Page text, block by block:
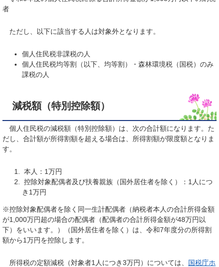
者
ただし、以下に該当する人は対象外となります。
個人住民税非課税の人
個人住民税均等割（以下、均等割）・森林環境税（国税）のみ
課税の人
減税額（特別控除額）
個人住民税の減税額（特別控除額）は、次の合計額になります。た
だし、合計額が所得割額を超える場合は、所得割額が限度額となりま
す。
本人：1万円
控除対象配偶者及び扶養親族（国外居住者を除く）：1人につ
き1万円
※控除対象配偶者を除く同一生計配偶者（納税者本人の合計所得金額
が1,000万円超の場合の配偶者（配偶者の合計所得金額が48万円以
下）をいいます。）（国外居住者を除く）は、令和7年度分の所得割
額から1万円を控除します。
所得税の定額減税（対象者1人につき3万円）については、
国税庁ホ